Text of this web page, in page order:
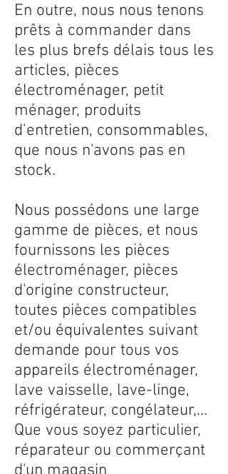
En outre, nous nous tenons
prêts à commander dans
les plus brefs délais tous les
articles, pièces
électroménager, petit
ménager, produits
d’entretien, consommables,
que nous n'avons pas en
stock.
Nous possédons une large
gamme de pièces, et nous
fournissons les pièces
électroménager, pièces
d'origine constructeur,
toutes pièces compatibles
et/ou équivalentes suivant
demande pour tous vos
appareils électroménager,
lave vaisselle, lave-linge,
réfrigérateur, congélateur,...
Que vous soyez particulier,
réparateur ou commerçant